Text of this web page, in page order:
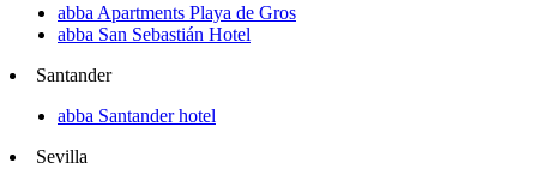
abba Apartments Playa de Gros
abba San Sebastián Hotel
Santander
abba Santander hotel
Sevilla